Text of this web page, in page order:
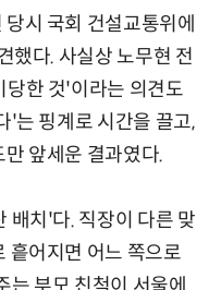
시 국회 건설교통위에
했다. 사실상 노무현 전
한 것'이라는 의견도
'는 핑계로 시간을 끌고,
앞세운 결과였다.
배치'다. 직장이 다른 맞
흩어지면 어느 쪽으로